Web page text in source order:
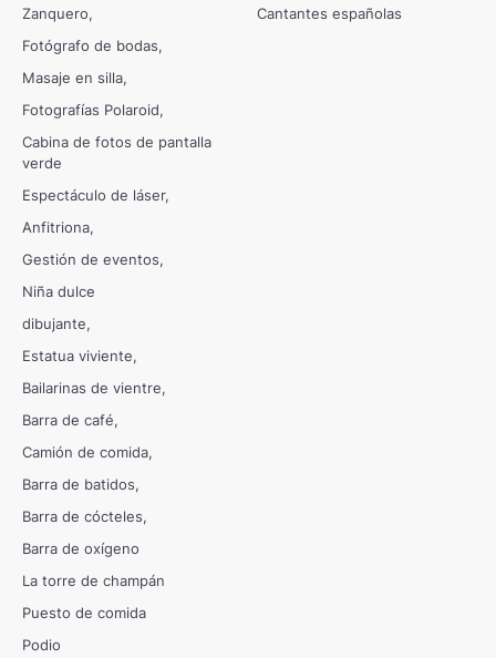
Zanquero
Fotógrafo de bodas
Masaje en silla
Fotografías Polaroid
Cabina de fotos de pantalla
verde
Espectáculo de láser
Anfitriona
Gestión de eventos
Niña dulce
dibujante
Estatua viviente
Bailarinas de vientre
Barra de café
Camión de comida
Barra de batidos
Barra de cócteles
Barra de oxígeno
La torre de champán
Puesto de comida
Podio
Cantantes españolas